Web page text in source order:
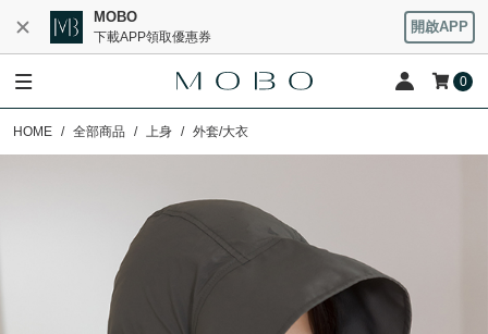
MOBO
下載APP領取優惠券
開啟APP
0
HOME 全部商品 上身 外套/大衣